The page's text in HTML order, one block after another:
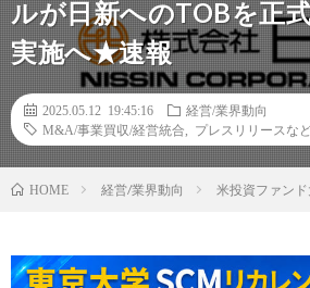
ルが日新へのTOBを正
実施へ★速報
2025.05.12 19:45:16
経営/業界動向
M&A/事業買収/経営統合
プレスリリースな
HOME 経営/業界動向 米投資ファン